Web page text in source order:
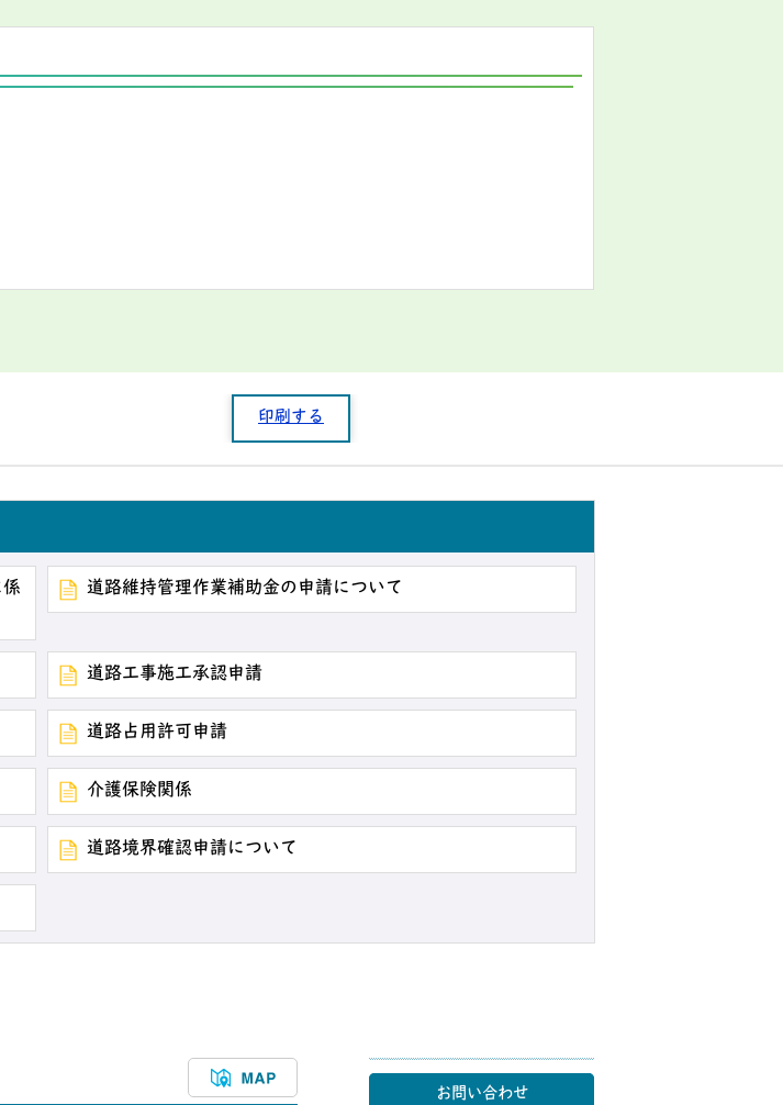
印刷する
道路維持管理作業補助金の申請について
道路工事施工承認申請
道路占用許可申請
介護保険関係
道路境界確認申請について
マップ
お問い合わせ